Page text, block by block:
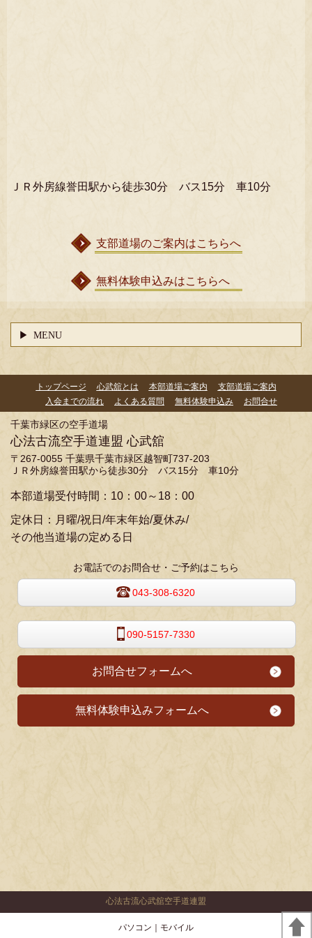
ＪＲ外房線誉田駅から徒歩30分 バス15分 車10分
支部道場のご案内はこちらへ
無料体験申込みはこちらへ
MENU
トップページ 心武舘とは 本部道場ご案内
支部道場ご案内
入会までの流れ
よくある質問 無料体験申込み お問合せ
千葉市緑区の空手道場
心法古流空手道連盟 心武舘
〒267-0055 千葉県千葉市緑区越智町737-203
ＪＲ外房線誉田駅から徒歩30分 バス15分 車10分
本部道場受付時間：10：00～18：00
定休日：月曜/祝日/年末年始/夏休み/
その他当道場の定める日
お電話でのお問合せ・ご予約はこちら
043-308-6320
090-5157-7330
お問合せフォームへ
無料体験申込みフォームへ
心法古流心武舘空手道連盟
パソコン ｜モバイル